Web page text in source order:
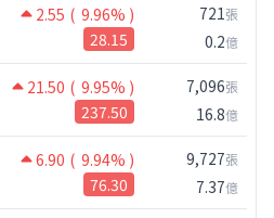
2.55 ( 9.96% )
28.15
721張
0.2億
21.50 ( 9.95% )
237.50
7,096張
16.8億
6.90 ( 9.94% )
76.30
9,727張
7.37億